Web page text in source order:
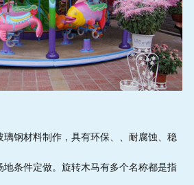
钢材料制作，具有环保、、耐腐蚀、稳
地条件定做。旋转木马有多个名称都是指